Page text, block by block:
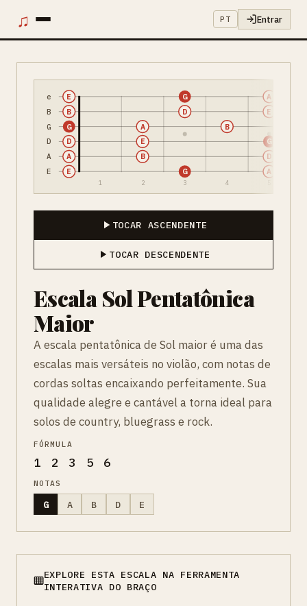
♫ PT Entrar
e
B
G
D
A
E
1 2 3 4
E G A
A B D
D E G
G A B
B D E
E G A
TOCAR ASCENDENTE
TOCAR DESCENDENTE
Escala Sol Pentatônica
Maior
A escala pentatônica de Sol maior é uma das
escalas mais versáteis no violão, com notas de
cordas soltas encaixando perfeitamente. Sua
qualidade alegre e cantável a torna ideal para
solos de country, bluegrass e rock.
FÓRMULA
1 2 3 5 6
NOTAS
G A B D E
EXPLORE ESTA ESCALA NA FERRAMENTA
INTERATIVA DO BRAÇO